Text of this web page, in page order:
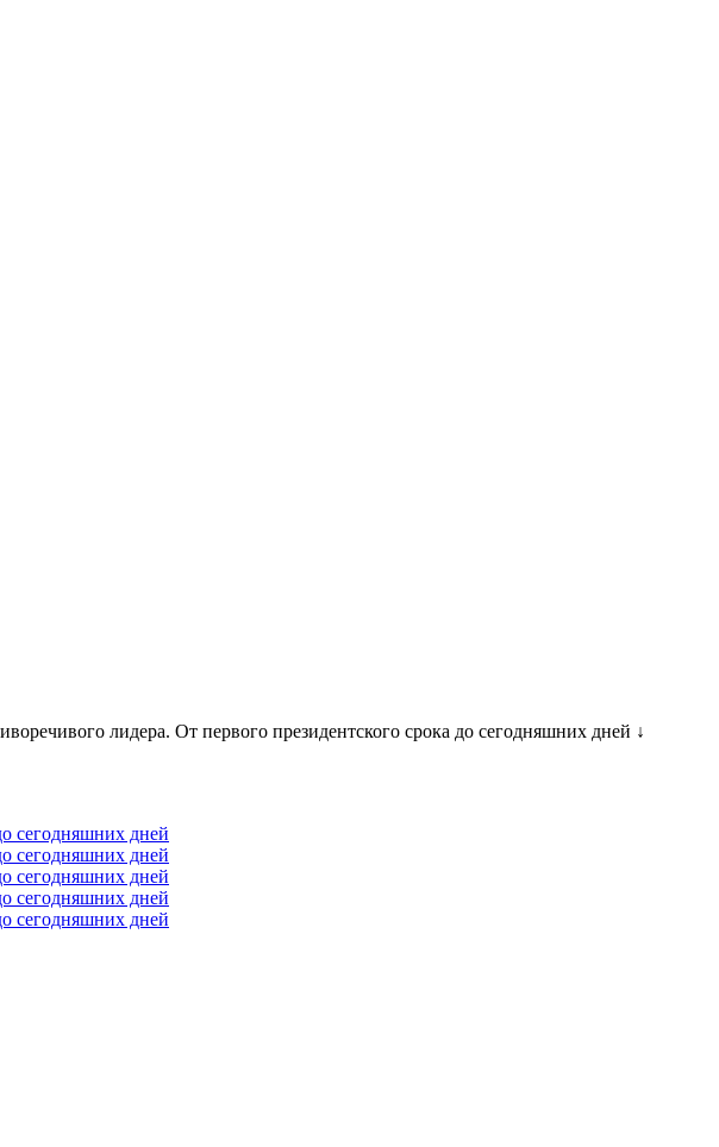
лидера. От первого президентского срока до сегодняшних дней ↓